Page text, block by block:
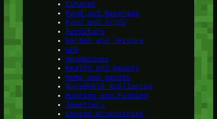
Finanse
Food and Beverage
Food and drink
Furniture
Garden and leisure
GPS
Headphones
Health and beauty
Home and garden
Household appliances
Hunting and Fishing
Jewellery
Laptop Accessories